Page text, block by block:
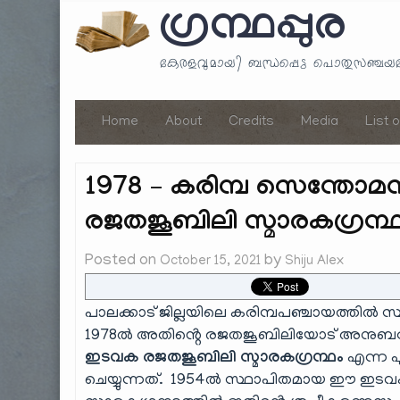
ഗ്രന്ഥപ്പുര
കേരളവുമായി ബന്ധപ്പെട്ട
Home About Credits Media List
1978 – കരിമ്പ
രജതജൂബിലി
Posted on October 15, 2021 by Shiju Alex
പാലക്കാട് ജില്ലയിലെ
1978ൽ അതിൻ്റെ രജതജൂബിലിയോട്
ഇടവക രജതജൂബിലി സ്മാരകഗ്രന്ഥം എന്ന
ചെയ്യുന്നത്. 1954ൽ സ്ഥാപിതമായ ഈ